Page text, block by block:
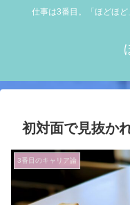
仕事は3番目。「ほどほど
初対面で見抜か
3番目のキャリア論